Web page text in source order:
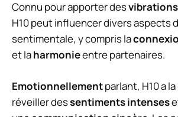
Connu pour apporter desvibrations
H10 peut influencer divers aspects
sentimentale, y compris la
et laharmonieentre partenaires.
Emotionnellementparlant, H10 a
réveiller dessentiments intenses